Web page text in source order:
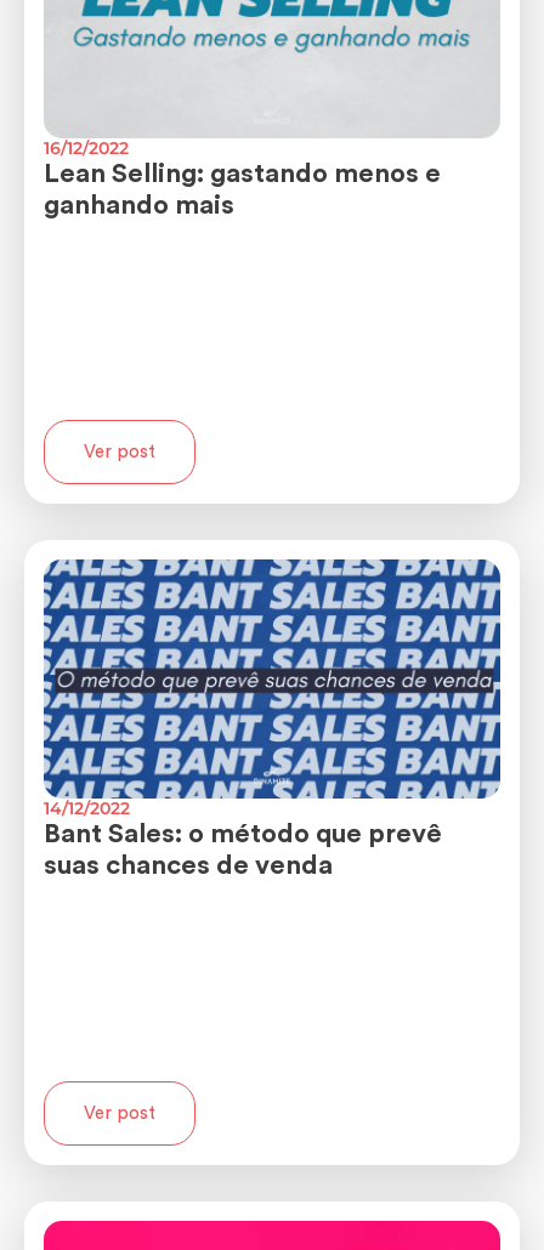
16/12/2022
Lean Selling: gastando menos e
ganhando mais
Ver post
14/12/2022
Bant Sales: o método que prevê
suas chances de venda
Ver post